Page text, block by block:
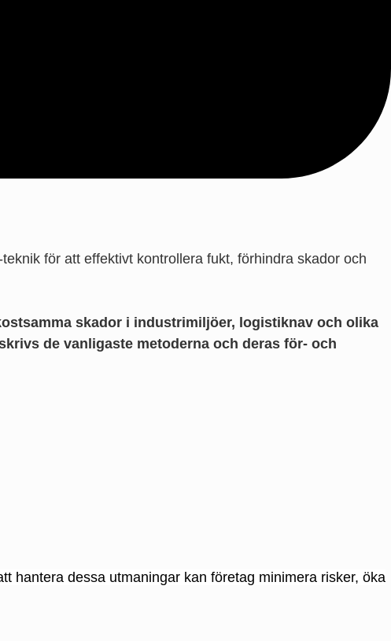
för att effektivt kontrollera fukt, förhindra skador och
skador i industrimiljöer, logistiknav och olika
de vanligaste metoderna och deras för- och
hantera dessa utmaningar kan företag minimera risker, öka